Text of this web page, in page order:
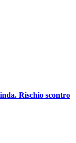
Rischio scontro